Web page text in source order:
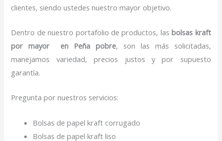
clientes, siendo ustedes nuestro mayor objetivo.
Dentro de nuestro portafolio de productos, lasbolsas kraft
por mayor en Peña pobre, son las más solicitadas,
manejamos variedad, precios justos y por supuesto
garantía.
Pregunta por nuestros servicios:
Bolsas de papel kraft corrugado
Bolsas de papel kraft liso